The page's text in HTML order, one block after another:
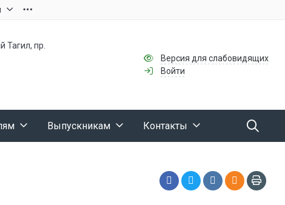
Тагил, пр.
Версия для слабовидящих
Войти
Выпускникам Контакты